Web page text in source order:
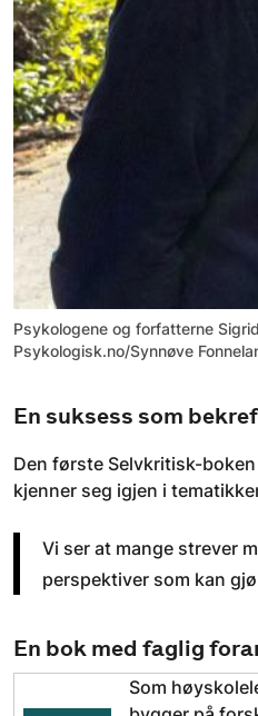
Psykologene og forfatterne
Psykologisk.no/Synnøve
En suksess som
Den første Selvkritisk-
kjenner seg igjen i
Vi ser at mange strever
perspektiver som kan
En bok med faglig
Som